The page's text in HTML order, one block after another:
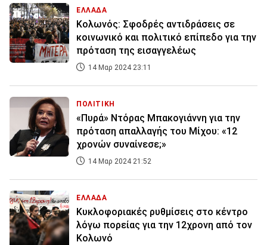
ΕΛΛΑΔΑ
Κολωνός: Σφοδρές αντιδράσεις σε
κοινωνικό και πολιτικό επίπεδο για την
πρόταση της εισαγγελέως
14 Μαρ 2024 23:11
ΠΟΛΙΤΙΚΗ
«Πυρά» Ντόρας Μπακογιάννη για την
πρόταση απαλλαγής του Μίχου: «12
χρονών συναίνεσε;»
14 Μαρ 2024 21:52
ΕΛΛΑΔΑ
Κυκλοφοριακές ρυθμίσεις στο κέντρο
λόγω πορείας για την 12χρονη από τον
Κολωνό